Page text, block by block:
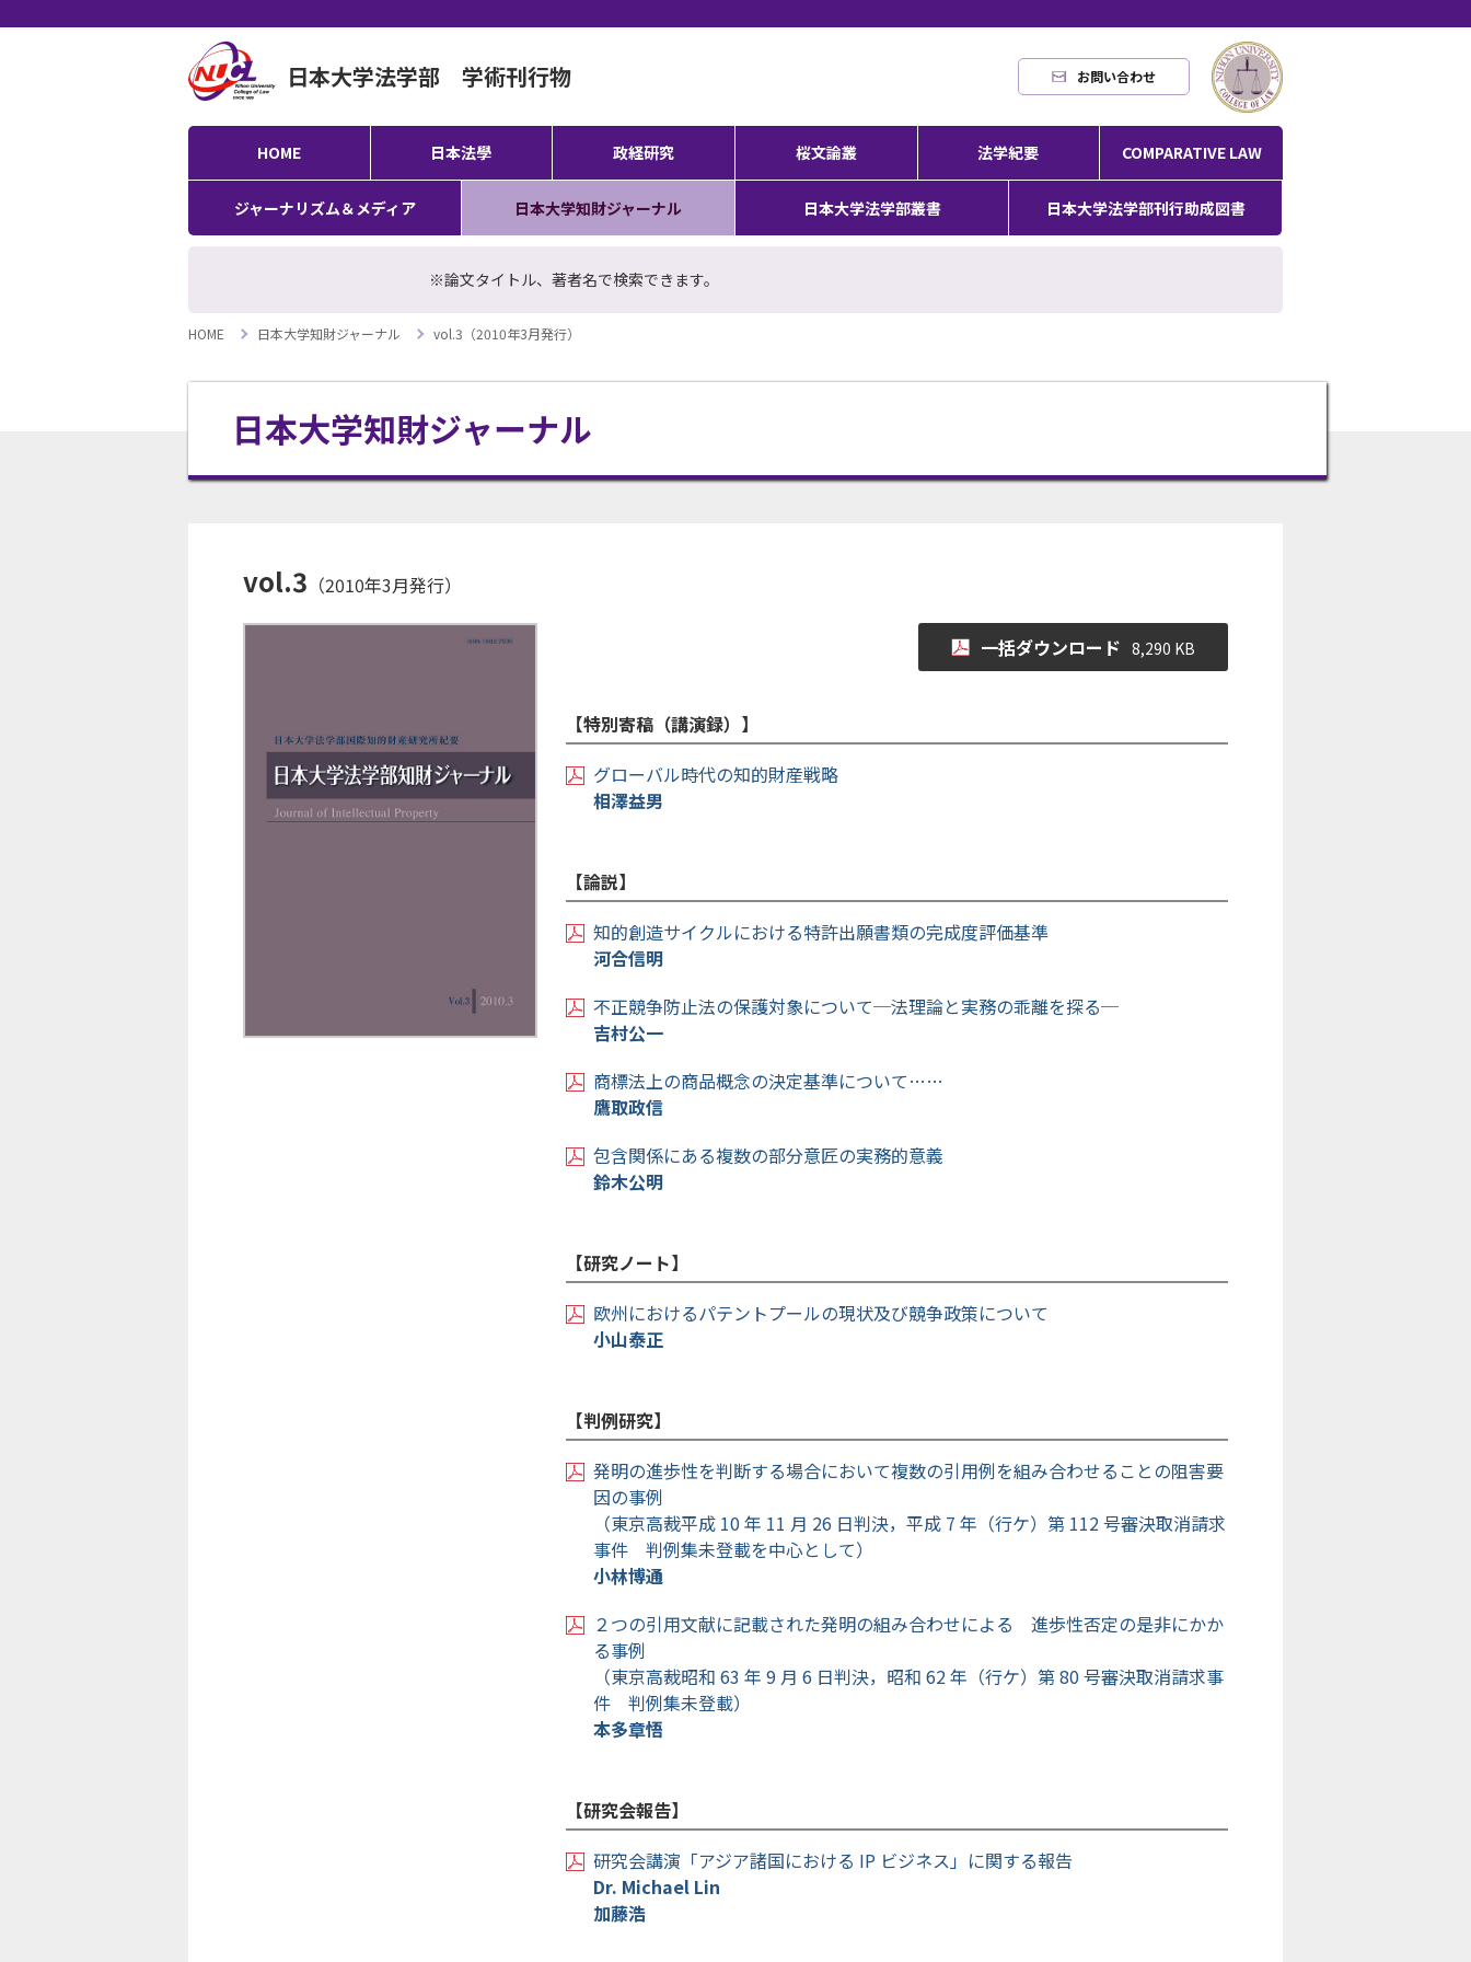
日本大学法学部 学術刊行物 お問い合わせ
HOME 日本法學 政経研究 桜文論叢 法学紀要 COMPARATIVE LAW
ジャーナリズム＆メディア 日本大学知財ジャーナル 日本大学法学部叢書 日本大学法学部刊行助成図書
※論文タイトル、著者名で検索できます。
HOME 日本大学知財ジャーナル vol.3（2010年3月発行）
日本大学知財ジャーナル
vol.3 （2010年3月発行）
一括ダウンロード 8,290 KB
【特別寄稿（講演録）】
グローバル時代の知的財産戦略
相澤益男
【論説】
知的創造サイクルにおける特許出願書類の完成度評価基準
河合信明
不正競争防止法の保護対象について─法理論と実務の乖離を探る─
吉村公一
商標法上の商品概念の決定基準について……
鷹取政信
包含関係にある複数の部分意匠の実務的意義
鈴木公明
【研究ノート】
欧州におけるパテントプールの現状及び競争政策について
小山泰正
【判例研究】
発明の進歩性を判断する場合において複数の引用例を組み合わせることの阻害要
因の事例
（東京高裁平成 10 年 11 月 26 日判決，平成 7 年（行ケ）第 112 号審決取消請求
事件 判例集未登載を中心として）
小林博通
２つの引用文献に記載された発明の組み合わせによる 進歩性否定の是非にかか
る事例
（東京高裁昭和 63 年 9 月 6 日判決，昭和 62 年（行ケ）第 80 号審決取消請求事
件 判例集未登載）
本多章悟
【研究会報告】
研究会講演「アジア諸国における IP ビジネス」に関する報告
Dr. Michael Lin
加藤浩